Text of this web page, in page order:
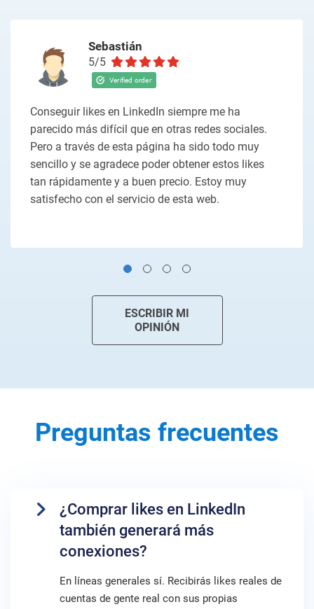
Sebastián
5/5
Conseguir likes en LinkedIn siempre me ha
parecido más difícil que en otras redes sociales.
Pero a través de esta página ha sido todo muy
sencillo y se agradece poder obtener estos likes
tan rápidamente y a buen precio. Estoy muy
satisfecho con el servicio de esta web.
ESCRIBIR MI
OPINIÓN
Preguntas frecuentes
¿Comprar likes en LinkedIn
también generará más
conexiones?
En líneas generales sí. Recibirás likes reales de
cuentas de gente real con sus propias